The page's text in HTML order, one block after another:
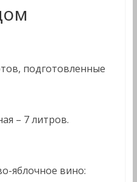
подготовленные
– 7 литров.
яблочное вино: